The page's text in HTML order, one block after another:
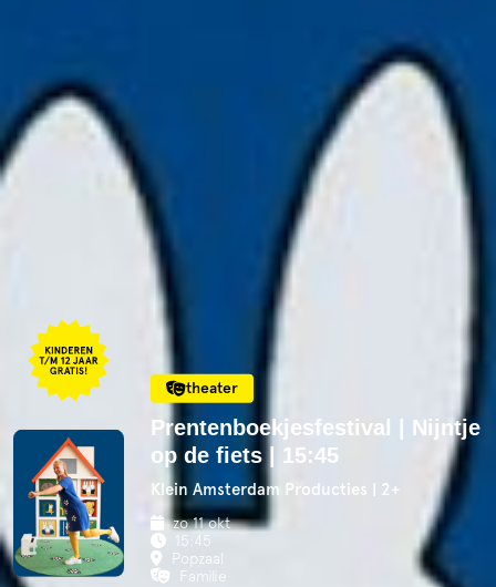
theater
Prentenboekjesfestival | Nijntje
op de fiets | 15:45
Klein Amsterdam Producties | 2+
zo 11 okt
15:45
Popzaal
Familie